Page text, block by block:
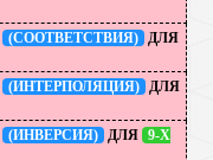
(СООТВЕТСТВИЯ) ДЛЯ
(ИНТЕРПОЛЯЦИЯ) ДЛЯ
(ИНВЕРСИЯ) ДЛЯ 9-Х